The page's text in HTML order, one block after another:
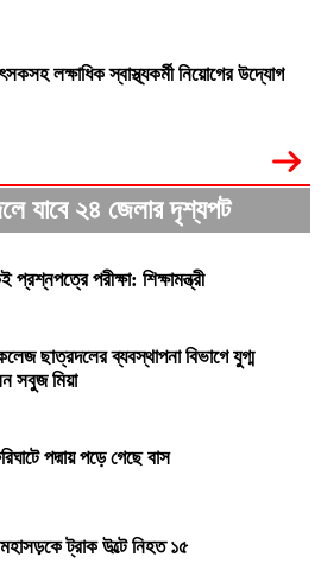
লক্ষাধিক স্বাস্থ্যকর্মী নিয়োগের উদ্যোগ
যাবে ২৪ জেলার দৃশ্যপট
পরীক্ষা: শিক্ষামন্ত্রী
ছাত্রদলের ব্যবস্থাপনা বিভাগে যুগ্ম
সবুজ মিয়া
পদ্মায় পড়ে গেছে বাস
মহাসড়কে ট্রাক উল্টে নিহত ১৫